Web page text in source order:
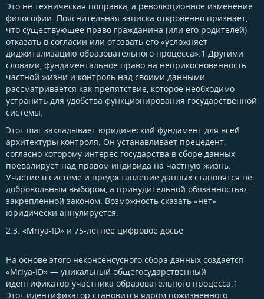
Это не техническая поправка, а революционное изменение
философии. Пояснительная записка откровенно признает,
что существующее право гражданина (или его родителей)
отказать в согласии или отозвать его «усложняет
диджитализацию образовательного процесса».1 Другими
словами, фундаментальное право на неприкосновенность
частной жизни и контроль над своими данными
рассматривается как препятствие, которое необходимо
устранить для удобства функционирования государственной
системы.
Этот шаг закладывает юридический фундамент для всей
архитектуры контроля. Он устанавливает прецедент,
согласно которому интерес государства в сборе данных
превалирует над правом индивида на частную жизнь.
Участие в системе и предоставление данных становятся не
добровольным выбором, а принудительной обязанностью,
закрепленной законом. Возможность сказать «нет»
юридически аннулируется.
2.3. «Mriya-ID» и 75-летнее цифровое досье​
На основе этого неконсенсусного сбора данных создается
«Mriya-ID» — уникальный общегосударственный
идентификатор участника образовательного процесса.1
Этот идентификатор становится ядром пожизненного